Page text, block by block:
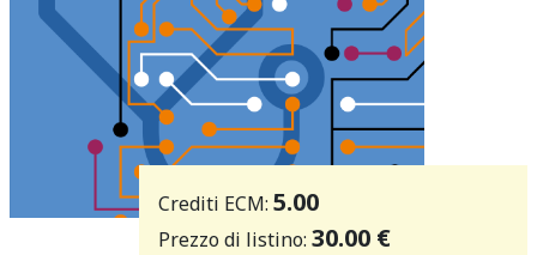
Crediti ECM: 5.00
Prezzo di listino: 30.00 €